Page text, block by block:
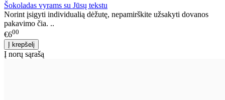
Šokoladas vyrams su Jūsų tekstu
Norint įsigyti individualią dėžutę, nepamirškite užsakyti dovanos
pakavimo čia. ..
€600
Į norų sąrašą